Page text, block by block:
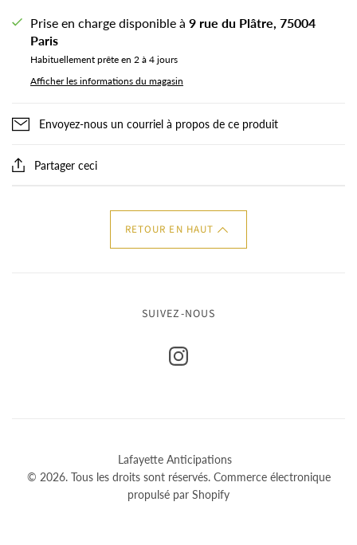
Prise en charge disponible à 9 rue du Plâtre, 75004
Paris
Habituellement prête en 2 à 4 jours
Afficher les informations du magasin
Envoyez-nous un courriel à propos de ce produit
Partager ceci
RETOUR EN HAUT
SUIVEZ-NOUS
Lafayette Anticipations
© 2026. Tous les droits sont réservés. Commerce électronique
propulsé par Shopify